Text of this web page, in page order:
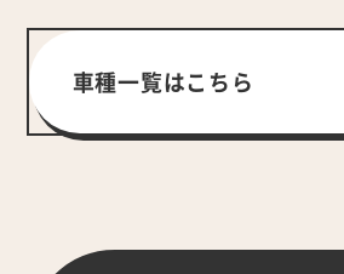
車種一覧はこちら